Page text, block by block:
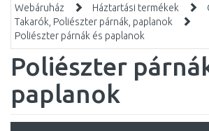
Webáruház Háztartási termékek
Takarók, Poliészter párnák, paplanok
Poliészter párnák és paplanok
Poliészter
paplanok